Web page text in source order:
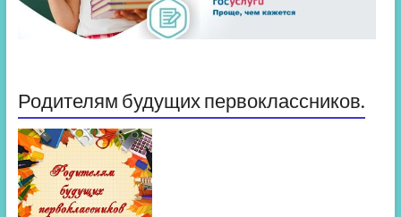
Родителям будущих первоклассников.